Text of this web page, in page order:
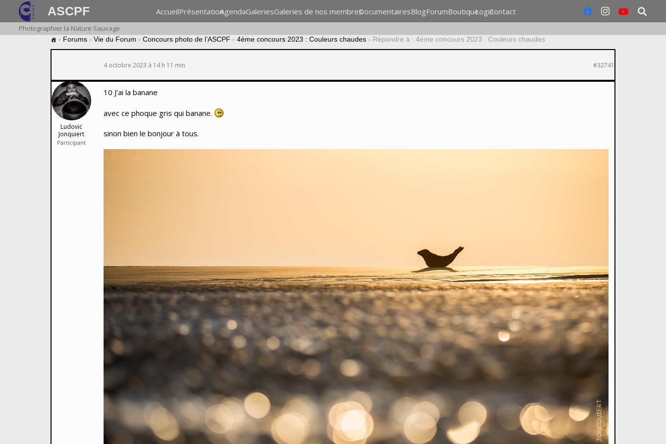
ASCPF AccueilPrésentationAgendaGaleriesGaleries de nos membresDocumentairesBlogForumBoutiqueLoginContact
Photographier la Nature Sauvage
› Forums › Vie du Forum › Concours photo de l’ASCPF › 4ème concours 2023 : Couleurs chaudes › Répondre à : 4ème concours 2023 : Couleurs chaudes
4 octobre 2023 à 14 h 11 min #32741
Ludovic
Jonquiert
Participant
10 J’ai la banane
avec ce phoque gris qui banane.
sinon bien le bonjour à tous.